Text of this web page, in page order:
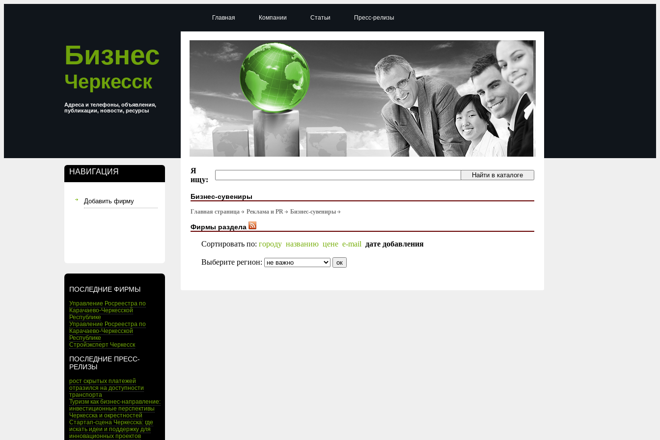
Бизнес
Черкесск
Адреса и телефоны, объявления,
публикации, новости, ресурсы
НАВИГАЦИЯ
Добавить фирму
ПОСЛЕДНИЕ ФИРМЫ
Управление Росреестра по
Карачаево-Черкесской
Республике
Управление Росреестра по
Карачаево-Черкесской
Республике
Стройэксперт Черкесск
ПОСЛЕДНИЕ ПРЕСС-
РЕЛИЗЫ
рост скрытых платежей
отразился на доступности
транспорта
Туризм как бизнес-направление:
инвестиционные перспективы
Черкесска и окрестностей
Стартап-сцена Черкесска: где
искать идеи и поддержку для
инновационных проектов
Главная Компании Статьи Пресс-релизы
Я
ищу:
Бизнес-сувениры
Главная страница Реклама и PR Бизнес-сувениры
Фирмы раздела
Сортировать по: городу названию цене e-mail дате добавления
Выберите регион: